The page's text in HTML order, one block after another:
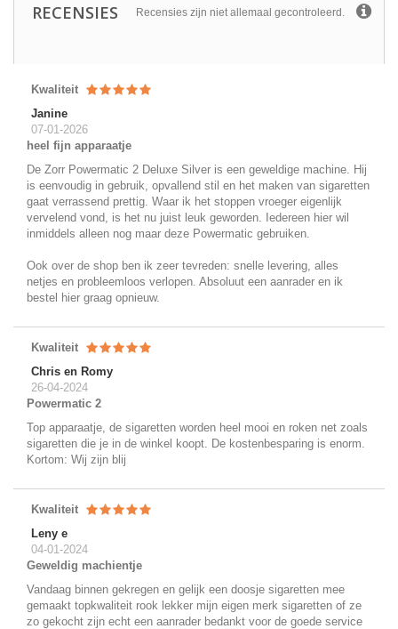
RECENSIES Recensies zijn niet allemaal gecontroleerd.
Kwaliteit
Janine
07-01-2026
heel fijn apparaatje
De Zorr Powermatic 2 Deluxe Silver is een geweldige machine. Hij
is eenvoudig in gebruik, opvallend stil en het maken van sigaretten
gaat verrassend prettig. Waar ik het stoppen vroeger eigenlijk
vervelend vond, is het nu juist leuk geworden. Iedereen hier wil
inmiddels alleen nog maar deze Powermatic gebruiken.
Ook over de shop ben ik zeer tevreden: snelle levering, alles
netjes en probleemloos verlopen. Absoluut een aanrader en ik
bestel hier graag opnieuw.
Kwaliteit
Chris en Romy
26-04-2024
Powermatic 2
Top apparaatje, de sigaretten worden heel mooi en roken net zoals
sigaretten die je in de winkel koopt. De kostenbesparing is enorm.
Kortom: Wij zijn blij
Kwaliteit
Leny e
04-01-2024
Geweldig machientje
Vandaag binnen gekregen en gelijk een doosje sigaretten mee
gemaakt topkwaliteit rook lekker mijn eigen merk sigaretten of ze
zo gekocht zijn echt een aanrader bedankt voor de goede service